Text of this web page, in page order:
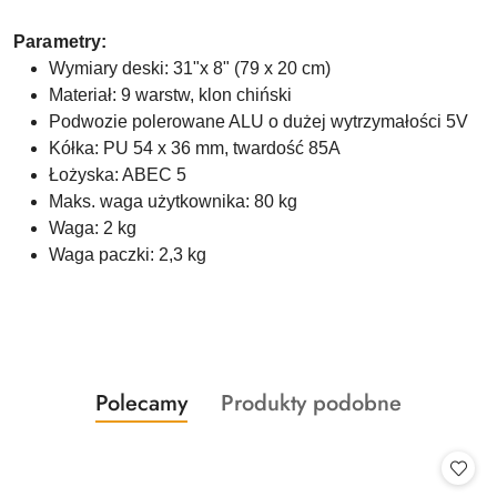
Parametry:
Wymiary deski: 31"x 8" (79 x 20 cm)
Materiał: 9 warstw, klon chiński
Podwozie polerowane ALU o dużej wytrzymałości 5V
Kółka: PU 54 x 36 mm, twardość 85A
Łożyska: ABEC 5
Maks. waga użytkownika: 80 kg
Waga: 2 kg
Waga paczki: 2,3 kg
Pomiń karuzelę produktów
Produkty
o
Polecamy
Produkty
Produkty podobne